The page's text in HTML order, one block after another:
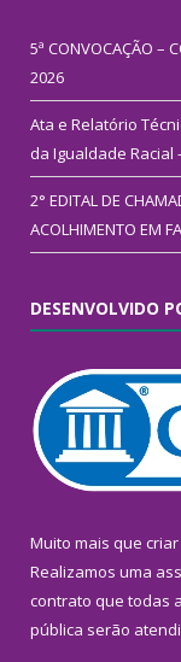
5ª CONVOCAÇÃO –
2026
Ata e Relatório
da Igualdade Racial
2° EDITAL DE
ACOLHIMENTO EM
DESENVOLVIDO
Muito mais que
Realizamos uma
contrato que todas
pública serão